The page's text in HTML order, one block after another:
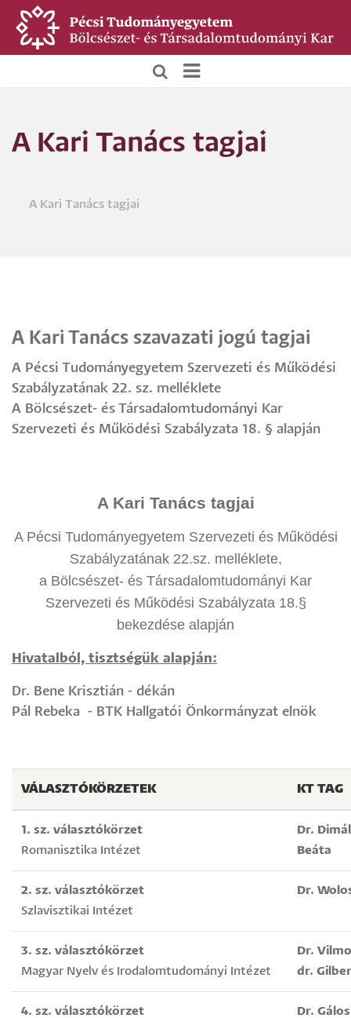
Ugrás
tartalomra
Főoldali
A Kari Tanács tagjai
A Kari Tanács tagjai
A Kari Tanács szavazati jogú tagjai
A Pécsi Tudományegyetem Szervezeti és Működési
Szabályzatának 22. sz. melléklete
A Bölcsészet- és Társadalomtudományi Kar
Szervezeti és Működési Szabályzata 18. § alapján
A Kari Tanács tagjai
A Pécsi Tudományegyetem Szervezeti és Működési
Szabályzatának 22.sz. melléklete,
a Bölcsészet- és Társadalomtudományi Kar
Szervezeti és Működési Szabályzata 18.§
bekezdése alapján
Hivatalból, tisztségük alapján:
Dr. Bene Krisztián - dékán
Pál Rebeka - BTK Hallgatói Önkormányzat elnök
VÁLASZTÓKÖRZETEK KT TAG
1. sz. választókörzet
Romanisztika Intézet
Dr.
Beáta
2. sz. választókörzet
Szlavisztikai Intézet
Dr.
3. sz. választókörzet
Magyar Nyelv és Irodalomtudományi Intézet
Dr.
dr.
4. sz. választókörzet
Dr.